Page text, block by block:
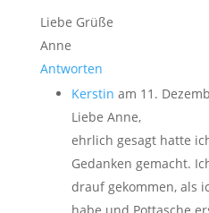
Liebe Grüße
Anne
Antworten
Kerstin am 11.
Liebe Anne,
ehrlich gesagt hatte
Gedanken gemacht.
drauf gekommen, als
habe und Pottasche